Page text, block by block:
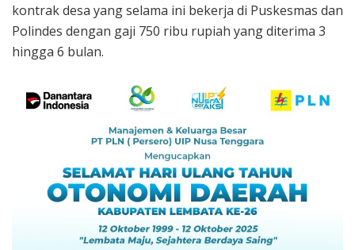
kontrak desa yang selama ini bekerja di Puskesmas dan
Polindes dengan gaji 750 ribu rupiah yang diterima 3
hingga 6 bulan.